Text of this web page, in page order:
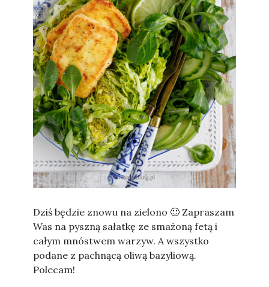
Sylwia
Dziś będzie znowu na zielono 🙂 Zapraszam
Was na pyszną sałatkę ze smażoną fetą i
całym mnóstwem warzyw. A wszystko
podane z pachnącą oliwą bazyliową.
Polecam!